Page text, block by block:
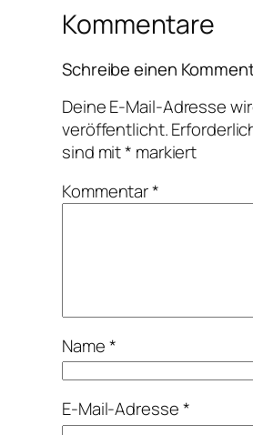
Kommentare
Schreibe einen
Deine E-Mail-Adresse
veröffentlicht.
sind mit* markiert
Kommentar*
Name*
E-Mail-Adresse*